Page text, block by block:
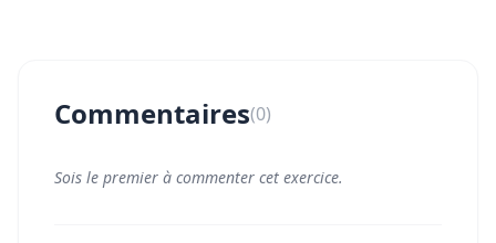
Commentaires(0)
Sois le premier à commenter cet exercice.